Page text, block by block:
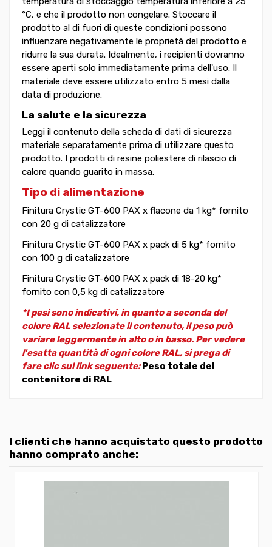
°C, e che il prodotto non congelare. Stoccare il
prodotto al di fuori di queste condizioni possono
influenzare negativamente le proprietà del prodotto e
ridurre la sua durata. Idealmente, i recipienti dovranno
essere aperti solo immediatamente prima dell'uso. Il
materiale deve essere utilizzato entro 5 mesi dalla
data di produzione.
La salute e la sicurezza
Leggi il contenuto della scheda di dati di sicurezza
materiale separatamente prima di utilizzare questo
prodotto. I prodotti di resine poliestere di rilascio di
calore quando guarito in massa.
Tipo di alimentazione
Finitura Crystic GT-600 PAX x flacone da 1 kg* fornito
con 20 g di catalizzatore
Finitura Crystic GT-600 PAX x pack di 5 kg* fornito
con 100 g di catalizzatore
Finitura Crystic GT-600 PAX x pack di 18-20 kg*
fornito con 0,5 kg di catalizzatore
*I pesi sono indicativi, in quanto a seconda del
colore RAL selezionate il contenuto, il peso può
variare leggermente in alto o in basso. Per vedere
l'esatta quantità di ogni colore RAL, si prega di
fare clic sul link seguente:Peso totale del
contenitore di RAL
I clienti che hanno acquistato questo prodotto
hanno comprato anche: